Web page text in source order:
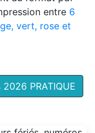
entre 6
vert, rose et
PRATIQUE